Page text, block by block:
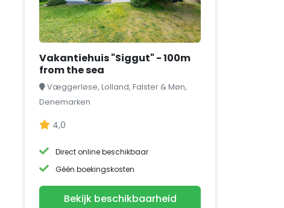
Vakantiehuis "Siggut" - 100m
from the sea
Væggerløse, Lolland, Falster & Møn,
Denemarken
4,0
Direct online beschikbaar
Géén boekingskosten
Bekijk beschikbaarheid